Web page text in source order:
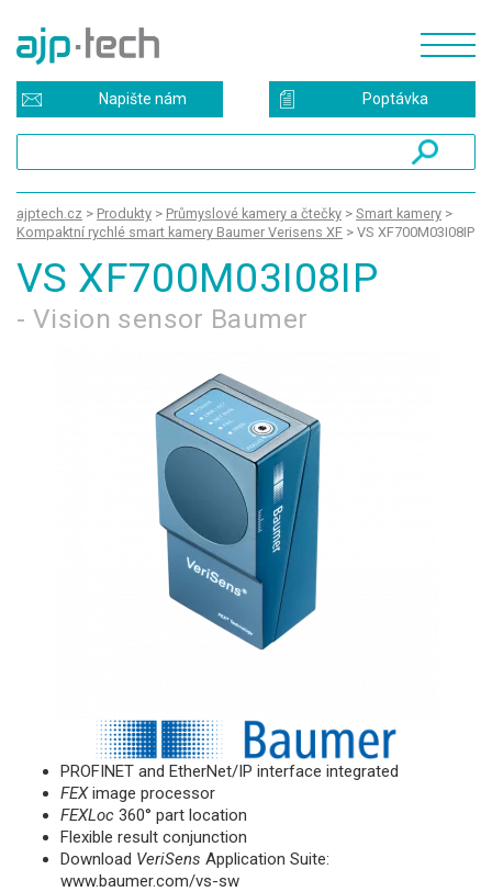
Poptávka
Napište nám
ajptech.cz > Produkty > Průmyslové kamery a čtečky > Smart kamery >
Kompaktní rychlé smart kamery Baumer Verisens XF > VS XF700M03I08IP
VS XF700M03I08IP
- Vision sensor Baumer
PROFINET and EtherNet/IP interface integrated
FEXimage processor
FEXLoc 360° part location
Flexible result conjunction
Download VeriSens Application Suite:
www.baumer.com/vs-sw